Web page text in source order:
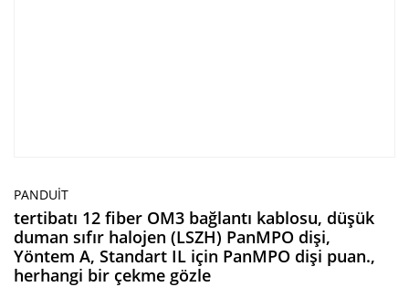
PANDUIT
tertibatı 12 fiber OM3 bağlantı kablosu, düşük
duman sıfır halojen (LSZH) PanMPO dişi,
Yöntem A, Standart IL için PanMPO dişi puan.,
herhangi bir çekme gözle